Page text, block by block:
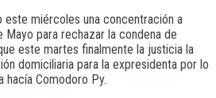
este miércoles una concentración a
para rechazar la condena de
este martes finalmente la justicia la
domiciliaria para la expresidenta por lo
hacía Comodoro Py.